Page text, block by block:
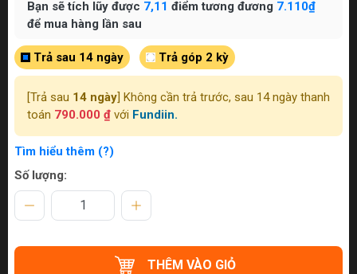
Bạn sẽ tích lũy được 7,11 điểm tương đương 7.110₫
để mua hàng lần sau
Trả sau 14 ngày Trả góp 2 kỳ
[Trả sau 14 ngày ] Không cần trả trước, sau 14 ngày thanh
toán 790.000 ₫ với Fundiin.
Tìm hiểu thêm (?)
Số lượng:
THÊM VÀO GIỎ